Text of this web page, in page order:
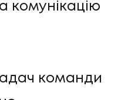
комунікацію
команди